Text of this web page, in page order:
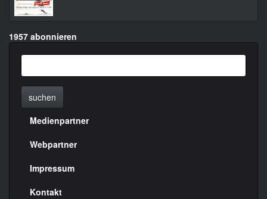
1957 abonnieren
suchen
Menülinks
rechte
Seite
Medienpartner
Webpartner
Impressum
Kontakt